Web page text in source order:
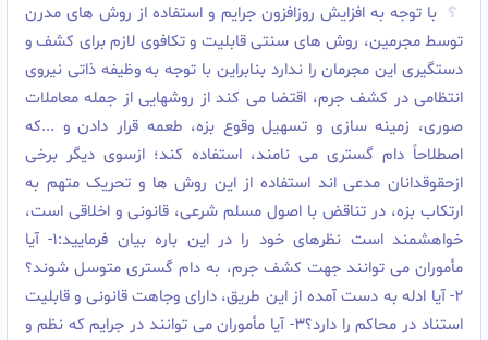
با توجه به افزایش روزافزون جرایم و استفاده از روش های مدرن
توسط مجرمین، روش های سنتی قابلیت و تکافوی لازم برای کشف و
دستگیری این مجرمان را ندارد بنابراین با توجه به وظیفه ذاتی نیروی
انتظامی در کشف جرم، اقتضا می کند از روشهایی از جمله معاملات
صوری، زمینه سازی و تسهیل وقوع بزه، طعمه قرار دادن و ...که
اصطلاحاً دام گستری می نامند، استفاده کند؛ ازسوی دیگر برخی
ازحقوقدانان مدعی اند استفاده از این روش ها و تحریک متهم به
ارتکاب بزه، در تناقض با اصول مسلم شرعی، قانونی و اخلاقی است،
خواهشمند است نظرهای خود را در این باره بیان فرمایید:1- آیا
مأموران می توانند جهت کشف جرم، به دام گستری متوسل شوند؟
2- آیا ادله به دست آمده از این طریق، دارای وجاهت قانونی و قابلیت
استناد در محاکم را دارد؟3- آیا مأموران می توانند در جرایم که نظم و